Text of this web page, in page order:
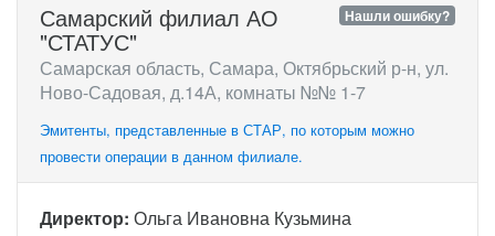
Нашли ошибку?
Самарский филиал АО
"СТАТУС"
Самарская область, Самара, Октябрьский р-н, ул.
Ново-Садовая, д.14А, комнаты №№ 1-7
Эмитенты, представленные в СТАР, по которым можно
провести операции в данном филиале.
Директор: Ольга Ивановна Кузьмина